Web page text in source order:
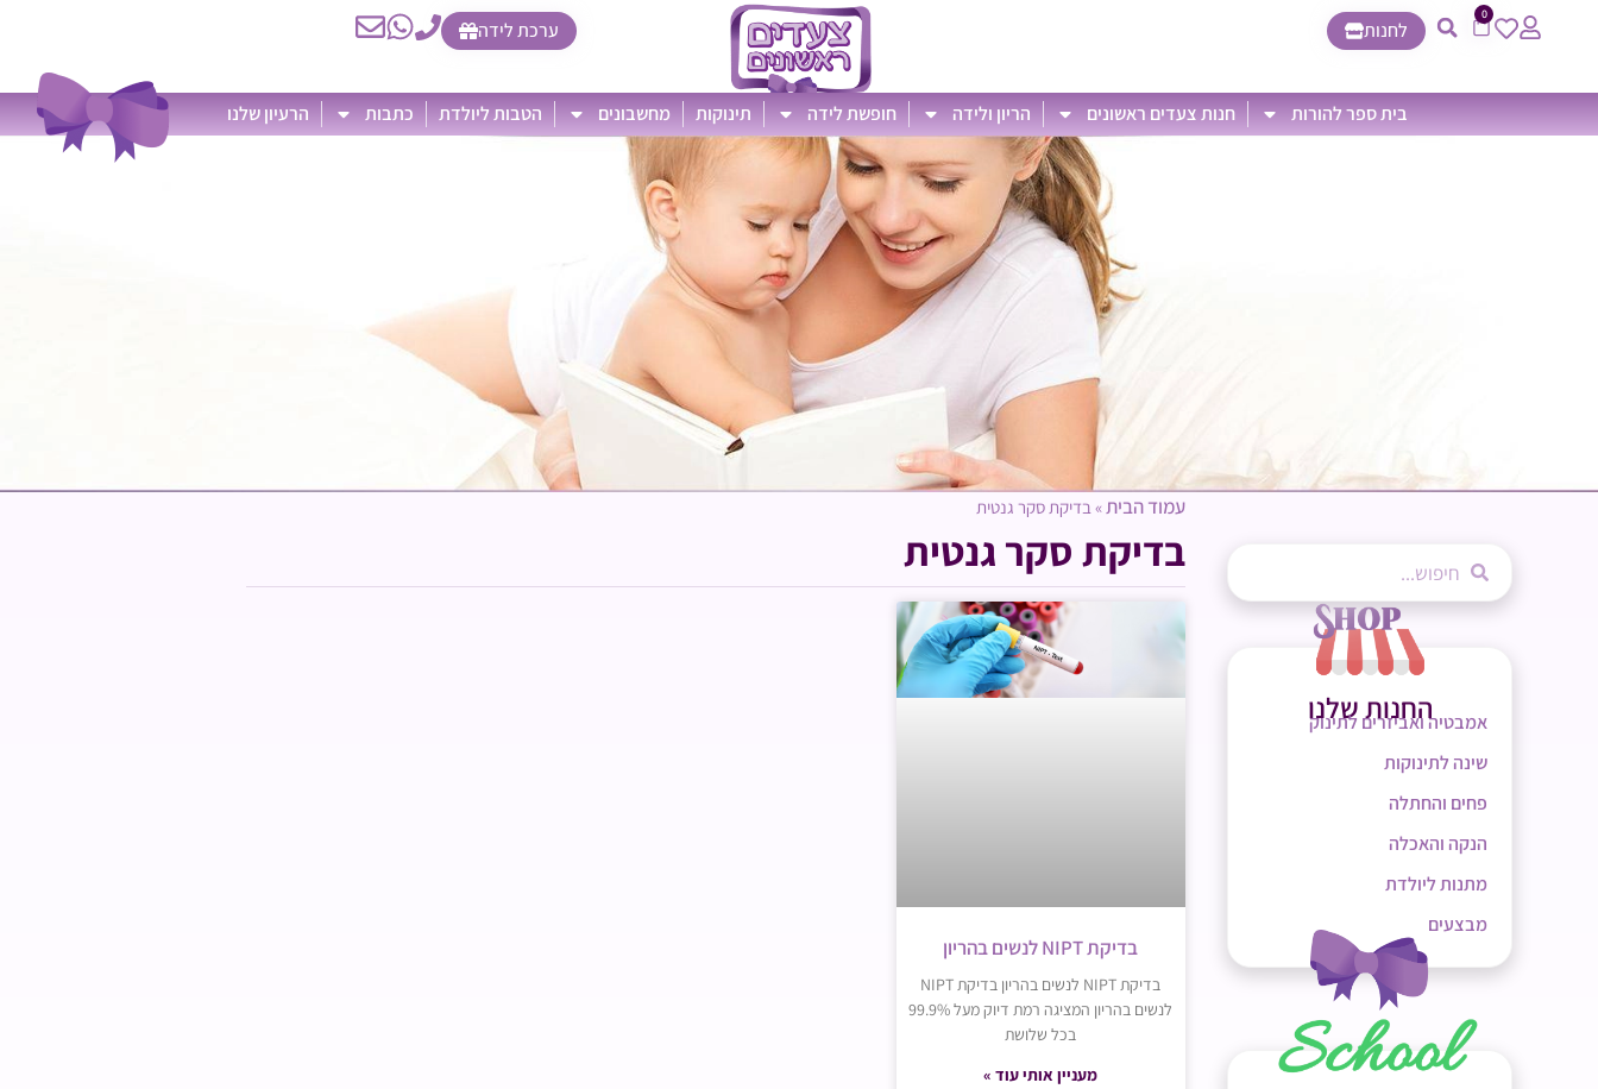
0
לחנות ערכת לידה
בית ספר להורות חנות צעדים ראשונים הריון ולידה חופשת לידה תינוקות מחשבונים הטבות ליולדת כתבות הרעיון שלנו
החנות שלנו
אמבטיה ואביזרים לתינוק
שינה לתינוקות
פחים והחתלה
הנקה והאכלה
מתנות ליולדת
מבצעים
עמוד הבית»בדיקת סקר גנטית
בדיקת סקר גנטית
בדיקת NIPT לנשים בהריון
בדיקת NIPT לנשים בהריון בדיקת NIPT
לנשים בהריון המציגה רמת דיוק מעל 99.9%
בכל שלושת
מעניין אותי עוד »